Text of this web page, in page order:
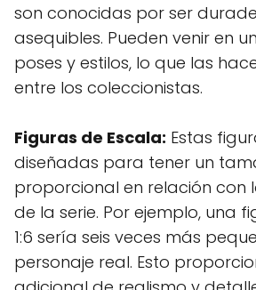
son conocidas por ser
asequibles. Pueden venir en
poses y estilos, lo que las
entre los coleccionistas.
Figuras de Escala: Estas
diseñadas para tener un
proporcional en relación con
de la serie. Por ejemplo, una
1:6 sería seis veces más
personaje real. Esto